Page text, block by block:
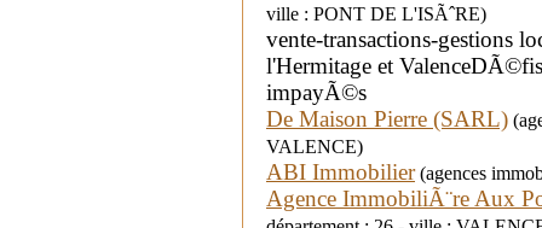
ville : PONT DE L'ISÃˆRE)
vente-transactions-gestions
l'Hermitage et
impayÃ©s
De Maison Pierre (SARL)
VALENCE)
ABI Immobilier(agences
Agence ImmobiliÃ¨re Aux